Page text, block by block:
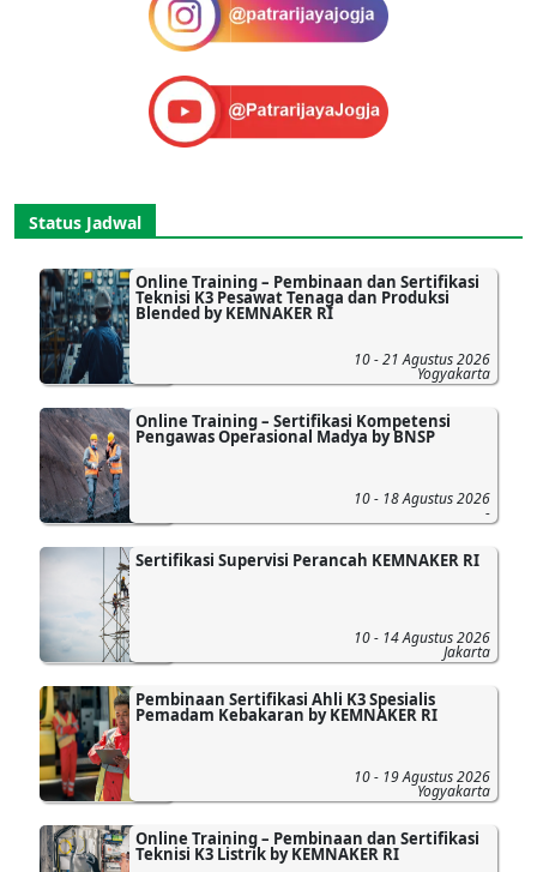
Status Jadwal
Online Training – Pembinaan dan Sertifikasi
Teknisi K3 Pesawat Tenaga dan Produksi
Blended by KEMNAKER RI
10 - 21 Agustus 2026
Yogyakarta
Online Training – Sertifikasi Kompetensi
Pengawas Operasional Madya by BNSP
10 - 18 Agustus 2026
-
Sertifikasi Supervisi Perancah KEMNAKER RI
10 - 14 Agustus 2026
Jakarta
Pembinaan Sertifikasi Ahli K3 Spesialis
Pemadam Kebakaran by KEMNAKER RI
10 - 19 Agustus 2026
Yogyakarta
Online Training – Pembinaan dan Sertifikasi
Teknisi K3 Listrik by KEMNAKER RI